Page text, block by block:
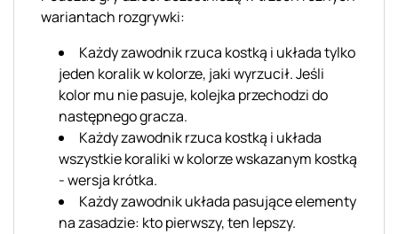
wariantach rozgrywki:
Każdy zawodnik rzuca kostką i układa tylko
jeden koralik w kolorze, jaki wyrzucił. Jeśli
kolor mu nie pasuje, kolejka przechodzi do
następnego gracza.
Każdy zawodnik rzuca kostką i układa
wszystkie koraliki w kolorze wskazanym kostką
- wersja krótka.
Każdy zawodnik układa pasujące elementy
na zasadzie: kto pierwszy, ten lepszy.